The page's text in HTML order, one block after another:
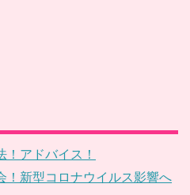
アドバイス！
！新型コロナウイルス影響へ